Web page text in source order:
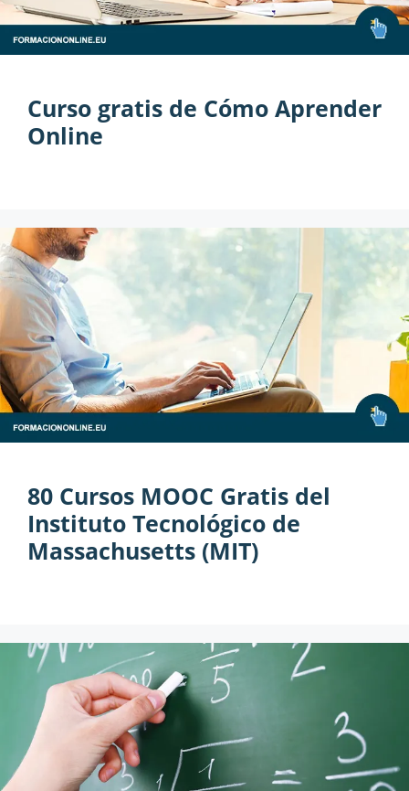
Curso gratis de Cómo Aprender
Online
80 Cursos MOOC Gratis del
Instituto Tecnológico de
Massachusetts (MIT)